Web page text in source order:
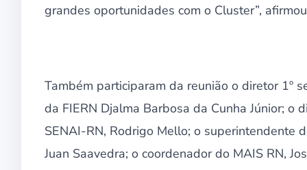
grandes oportunidades com o Cluster”,
Também participaram da reunião o diretor 1º
da FIERN Djalma Barbosa da Cunha Júnior; o
SENAI-RN, Rodrigo Mello; o superintendente
Juan Saavedra; o coordenador do MAIS RN,